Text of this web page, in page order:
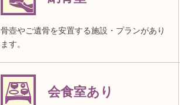
骨壺やご遺骨を安置する施設・プランがあり
ます。
会食室あり